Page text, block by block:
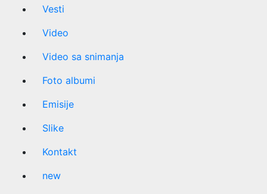
Vesti
Video
Video sa snimanja
Foto albumi
Emisije
Slike
Kontakt
new